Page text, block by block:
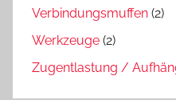
Verbindungsmuffen (2)
Werkzeuge (2)
Zugentlastung /